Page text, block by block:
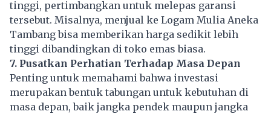
tinggi, pertimbangkan untuk melepas garansi
tersebut. Misalnya, menjual ke Logam Mulia Aneka
Tambang bisa memberikan harga sedikit lebih
tinggi dibandingkan di toko emas biasa.
7. Pusatkan Perhatian Terhadap Masa Depan
Penting untuk memahami bahwa investasi
merupakan bentuk tabungan untuk kebutuhan di
masa depan, baik jangka pendek maupun jangka